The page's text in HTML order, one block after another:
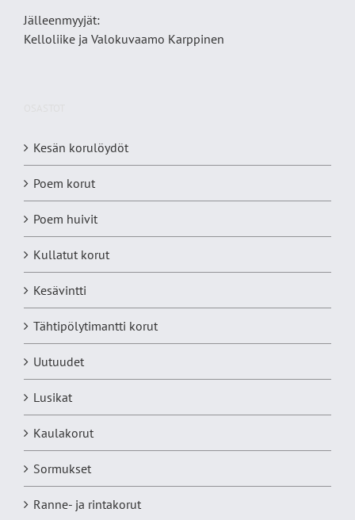
Jälleenmyyjät:
Kelloliike ja Valokuvaamo Karppinen
Kesän korulöydöt
Poem korut
Poem huivit
Kullatut korut
Kesävintti
Tähtipölytimantti korut
Uutuudet
Lusikat
Kaulakorut
Sormukset
Ranne- ja rintakorut